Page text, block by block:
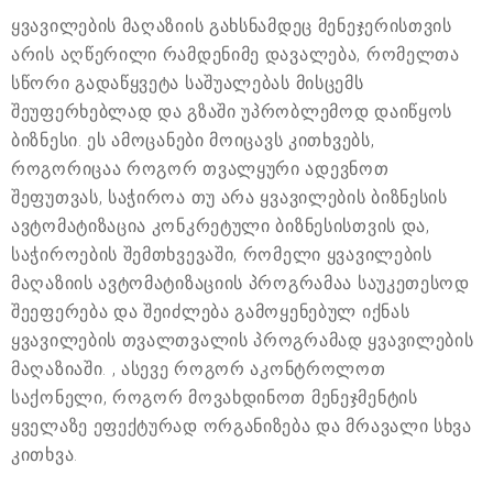
ყვავილების მაღაზიის გახსნამდეც მენეჯერისთვის
არის აღწერილი რამდენიმე დავალება, რომელთა
სწორი გადაწყვეტა საშუალებას მისცემს
შეუფერხებლად და გზაში უპრობლემოდ დაიწყოს
ბიზნესი. ეს ამოცანები მოიცავს კითხვებს,
როგორიცაა როგორ თვალყური ადევნოთ
შეფუთვას, საჭიროა თუ არა ყვავილების ბიზნესის
ავტომატიზაცია კონკრეტული ბიზნესისთვის და,
საჭიროების შემთხვევაში, რომელი ყვავილების
მაღაზიის ავტომატიზაციის პროგრამაა საუკეთესოდ
შეეფერება და შეიძლება გამოყენებულ იქნას
ყვავილების თვალთვალის პროგრამად ყვავილების
მაღაზიაში. , ასევე როგორ აკონტროლოთ
საქონელი, როგორ მოვახდინოთ მენეჯმენტის
ყველაზე ეფექტურად ორგანიზება და მრავალი სხვა
კითხვა.